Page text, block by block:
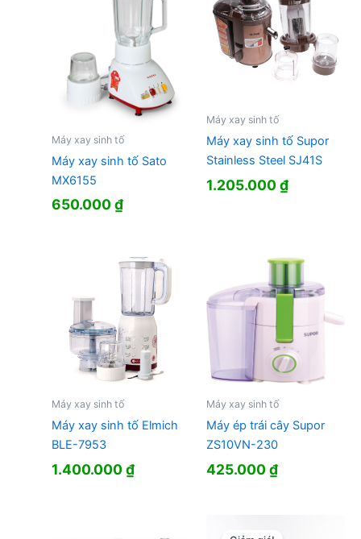
Máy xay sinh tố
Máy xay sinh tố Sato
MX6155
650.000₫
Máy xay sinh tố
Máy xay sinh tố Supor
Stainless Steel SJ41S
1.205.000₫
Máy xay sinh tố
Máy xay sinh tố Elmich
BLE-7953
1.400.000₫
Máy xay sinh tố
Máy ép trái cây Supor
ZS10VN-230
425.000₫